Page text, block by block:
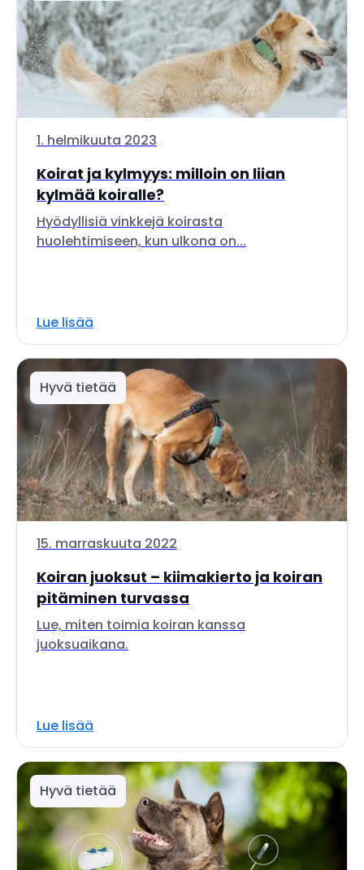
1. helmikuuta 2023
Koirat ja kylmyys: milloin on liian
kylmää koiralle?
Hyödyllisiä vinkkejä koirasta
huolehtimiseen, kun ulkona on...
Lue lisää
Hyvä tietää
15. marraskuuta 2022
Koiran juoksut – kiimakierto ja koiran
pitäminen turvassa
Lue, miten toimia koiran kanssa
juoksuaikana.
Lue lisää
Hyvä tietää